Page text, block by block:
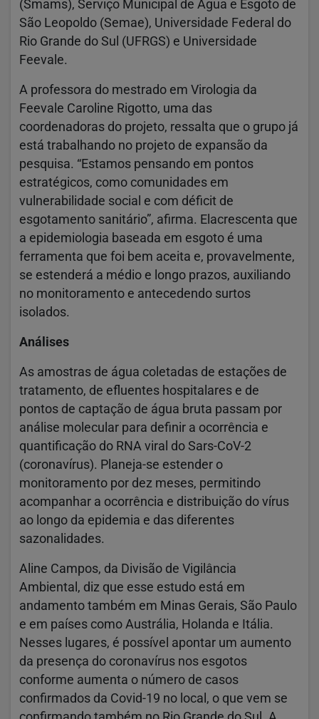
(Smams), Serviço Municipal de Água e Esgoto de
São Leopoldo (Semae), Universidade Federal do
Rio Grande do Sul (UFRGS) e Universidade
Feevale.
A professora do mestrado em Virologia da
Feevale Caroline Rigotto, uma das
coordenadoras do projeto, ressalta que o grupo já
está trabalhando no projeto de expansão da
pesquisa. “Estamos pensando em pontos
estratégicos, como comunidades em
vulnerabilidade social e com déficit de
esgotamento sanitário”, afirma. Elacrescenta que
a epidemiologia baseada em esgoto é uma
ferramenta que foi bem aceita e, provavelmente,
se estenderá a médio e longo prazos, auxiliando
no monitoramento e antecedendo surtos
isolados.
Análises
As amostras de água coletadas de estações de
tratamento, de efluentes hospitalares e de
pontos de captação de água bruta passam por
análise molecular para definir a ocorrência e
quantificação do RNA viral do Sars-CoV-2
(coronavírus). Planeja-se estender o
monitoramento por dez meses, permitindo
acompanhar a ocorrência e distribuição do vírus
ao longo da epidemia e das diferentes
sazonalidades.
Aline Campos, da Divisão de Vigilância
Ambiental, diz que esse estudo está em
andamento também em Minas Gerais, São Paulo
e em países como Austrália, Holanda e Itália.
Nesses lugares, é possível apontar um aumento
da presença do coronavírus nos esgotos
conforme aumenta o número de casos
confirmados da Covid-19 no local, o que vem se